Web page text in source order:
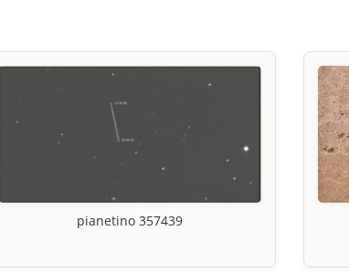
pianetino 357439